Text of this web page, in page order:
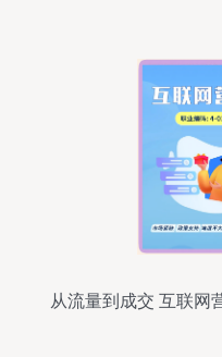
从流量到成交 互联网